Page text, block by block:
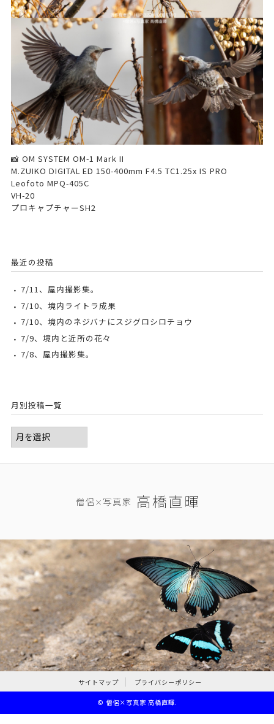
📸 OM SYSTEM OM-1 Mark II
M.ZUIKO DIGITAL ED 150-400mm F4.5 TC1.25x IS PRO
Leofoto MPQ-405C
VH-20
プロキャプチャーSH2
最近の投稿
7/11、屋内撮影集。
7/10、境内ライトラ成果
7/10、境内のネジバナにスジグロシロチョウ
7/9、境内と近所の花々
7/8、屋内撮影集。
月別投稿一覧
サイトマップ プライバシーポリシー
© 僧侶×写真家 高橋直暉.